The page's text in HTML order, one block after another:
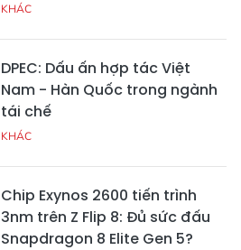
KHÁC
DPEC: Dấu ấn hợp tác Việt
Nam - Hàn Quốc trong ngành
tái chế
KHÁC
Chip Exynos 2600 tiến trình
3nm trên Z Flip 8: Đủ sức đấu
Snapdragon 8 Elite Gen 5?